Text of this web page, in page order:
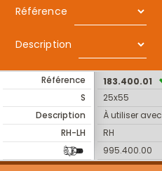
Référence
Description
Référence
S
Description
RH-LH
183.400.01
25x55
À utiliser
RH
995.400.00